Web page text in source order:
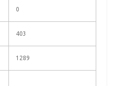
0
403
1289